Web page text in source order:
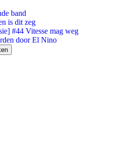
band
is dit zeg
#44 Vitesse mag weg
door El Nino